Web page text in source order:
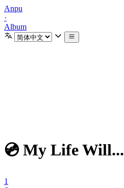
Anpu
·
Album
💿 My Life Will...
1